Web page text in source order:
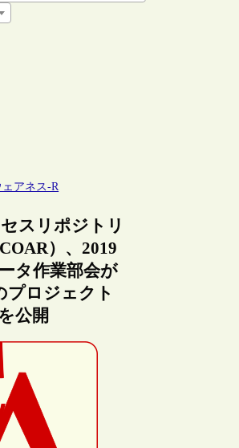
択してください
アネス-R
スリポジトリ
）、2019
タ作業部会が
プロジェクト
公開